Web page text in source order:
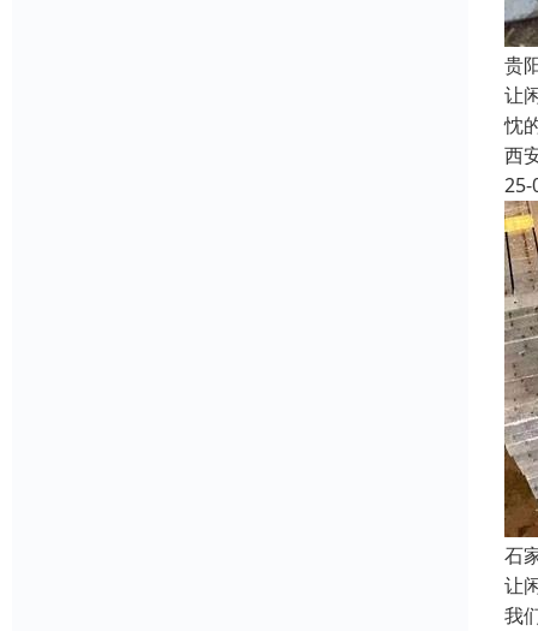
贵
让
忱
西
25-
石
让
我